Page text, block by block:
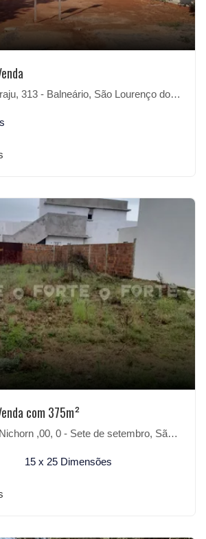
313 - Balneário, São Lourenço do Sul-RS
com 375m²
,00, 0 - Sete de setembro, São Lourenço do Sul-RS
15 x 25 Dimensões